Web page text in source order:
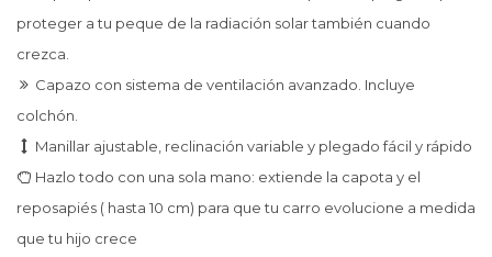
proteger a tu peque de la radiación solar también cuando
crezca.
Capazo con sistema de ventilación avanzado. Incluye
colchón.
Manillar ajustable, reclinación variable y plegado fácil y rápido
Hazlo todo con una sola mano: extiende la capota y el
reposapiés ( hasta 10 cm) para que tu carro evolucione a medida
que tu hijo crece